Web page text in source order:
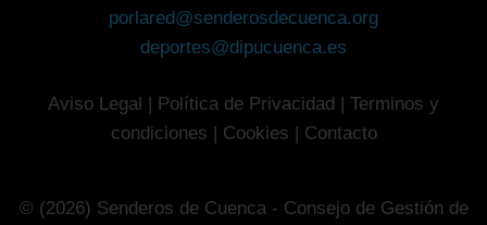
porlared@senderosdecuenca.org
deportes@dipucuenca.es
Aviso Legal Política de Privacidad
Terminos y
condiciones
Cookies Contacto
© (2026) Senderos de Cuenca - Consejo de Gestión de